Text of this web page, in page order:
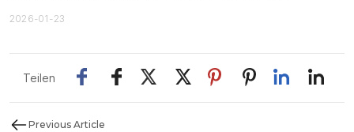
2026-01-23
Teilen
Previous Article